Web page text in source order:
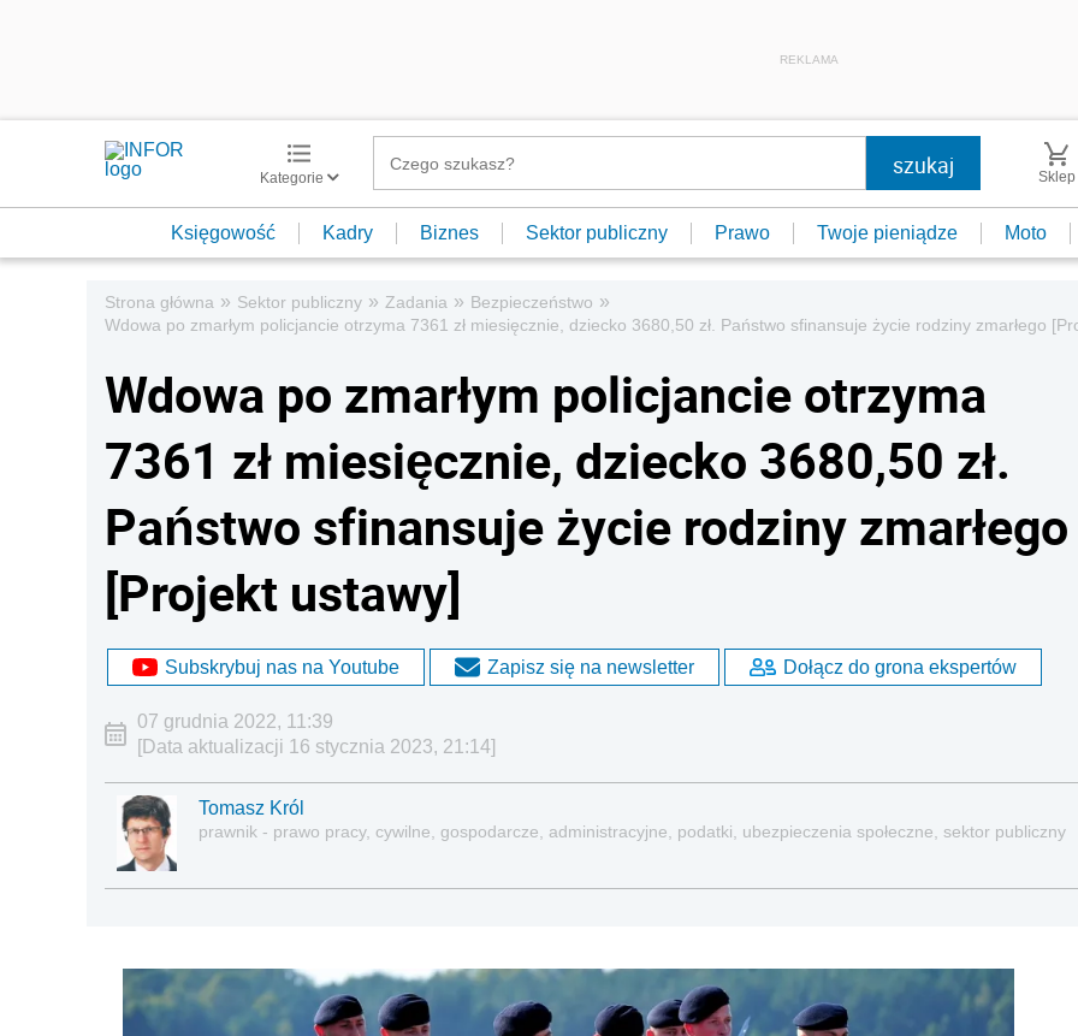
REKLAMA
Kategorie Sklep
Księgowość Kadry Biznes Sektor publiczny Prawo Twoje pieniądze Moto
Strona główna » Sektor publiczny » Zadania » Bezpieczeństwo »
Wdowa po zmarłym policjancie otrzyma 7361 zł miesięcznie, dziecko 3680,50 zł. Państwo sfinansuje życie rodziny zmarłego
Wdowa po zmarłym policjancie otrzyma
7361 zł miesięcznie, dziecko 3680,50 zł.
Państwo sfinansuje życie rodziny zmarłego
[Projekt ustawy]
Subskrybuj nas na Youtube Zapisz się na newsletter Dołącz do grona ekspertów
07 grudnia 2022, 11:39
[Data aktualizacji 16 stycznia 2023, 21:14]
Tomasz Król
prawnik - prawo pracy, cywilne, gospodarcze, administracyjne, podatki, ubezpieczenia społeczne, sektor publiczny